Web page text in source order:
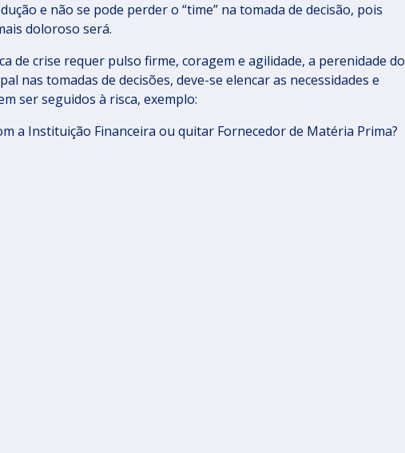
e não se pode perder o “time” na tomada de decisão, pois
doloroso será.
de crise requer pulso firme, coragem e agilidade, a perenidade do
nas tomadas de decisões, deve-se elencar as necessidades e
ser seguidos à risca, exemplo:
a Instituição Financeira ou quitar Fornecedor de Matéria Prima?